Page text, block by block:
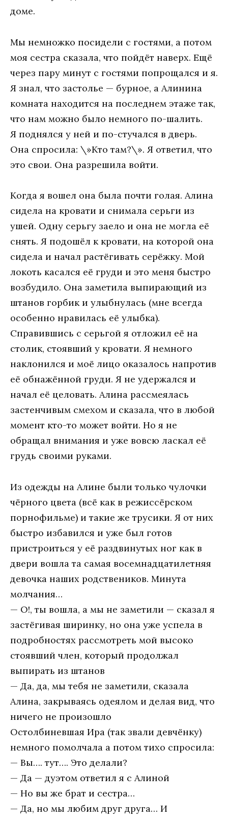
доме.
Мы немножко посидели с гостями, а потом
моя сестра сказала, что пойдёт наверх. Ещё
через пару минут с гостями попрощался и я.
Я знал, что застолье — бурное, а Алинина
комната находится на последнем этаже так,
что нам можно было немного по-шалить.
Я поднялся у ней и по-стучался в дверь.
Она спросила: \»Кто там?\». Я ответил, что
это свои. Она разрешила войти.
Когда я вошел она была почти голая. Алина
сидела на кровати и снимала серьги из
ушей. Одну серьгу заело и она не могла её
снять. Я подошёл к кровати, на которой она
сидела и начал растёгивать серёжку. Мой
локоть касался её груди и это меня быстро
возбудило. Она заметила выпирающий из
штанов горбик и улыбнулась (мне всегда
особенно нравилась её улыбка).
Справившись с серьгой я отложил её на
столик, стоявший у кровати. Я немного
наклонился и моё лицо оказалось напротив
её обнажённой груди. Я не удержался и
начал её целовать. Алина рассмеялась
застенчивым смехом и сказала, что в любой
момент кто-то может войти. Но я не
обращал внимания и уже вовсю ласкал её
грудь своими руками.
Из одежды на Алине были только чулочки
чёрного цвета (всё как в режиссёрском
порнофильме) и такие же трусики. Я от них
быстро избавился и уже был готов
пристроиться у её раздвинутых ног как в
двери вошла та самая восемнадцатилетняя
девочка наших родствеников. Минута
молчания…
— О!, ты вошла, а мы не заметили — сказал я
застёгивая ширинку, но она уже успела в
подробностях рассмотреть мой высоко
стоявший член, который продолжал
выпирать из штанов
— Да, да, мы тебя не заметили, сказала
Алина, закрываясь одеялом и делая вид, что
ничего не произошло
Остолбиневшая Ира (так звали девчёнку)
немного помолчала а потом тихо спросила:
— Вы…. тут…. Это делали?
— Да — дуэтом ответил я с Алиной
— Но вы же брат и сестра…
— Да, но мы любим друг друга… И